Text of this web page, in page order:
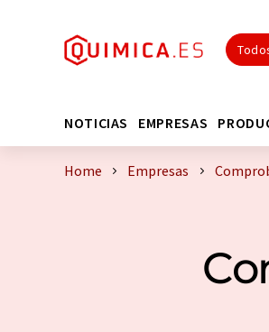
NOTICIAS EMPRESAS
Home Empresas